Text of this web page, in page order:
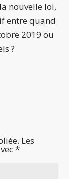
nouvelle loi,
entre quand
2019 ou
?
Les
*